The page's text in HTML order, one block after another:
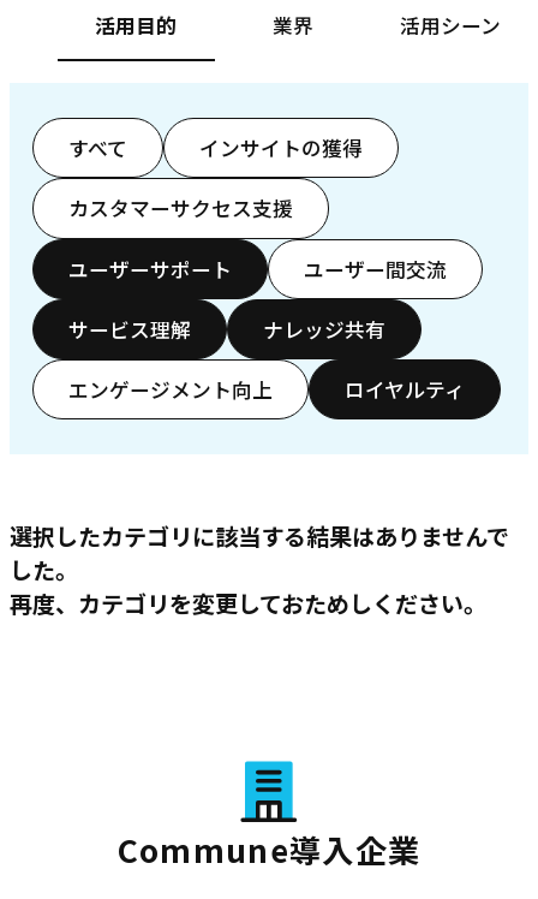
活用目的 業界 活用シーン
すべて インサイトの獲得
カスタマーサクセス支援
ユーザーサポート ユーザー間交流
サービス理解 ナレッジ共有
エンゲージメント向上 ロイヤルティ
選択したカテゴリに該当する結果はありませんで
した。
再度、カテゴリを変更しておためしください。
Commune導入企業